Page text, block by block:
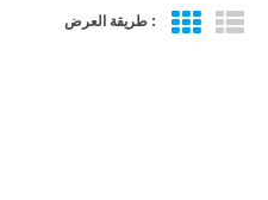
طريقة العرض :